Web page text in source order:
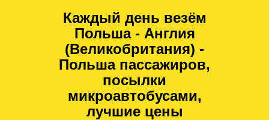
Каждый день везём
Польша - Англия
(Великобритания) -
Польша пассажиров,
посылки
микроавтобусами,
лучшие цены